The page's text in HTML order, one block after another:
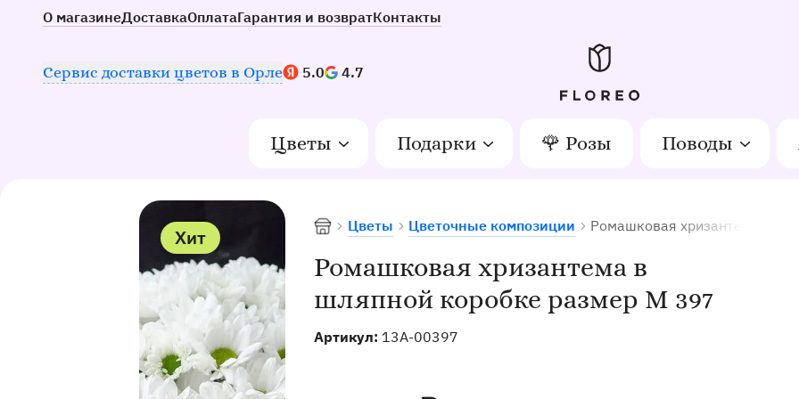
О магазинеДоставкаОплатаГарантия и возвратКонтакты
Сервис доставки цветов в ОрлеНаш рейтинг:
5.0 4.7
Цветы Подарки 🌹 Розы Поводы
Ромашковая хризантема в
шляпной коробке размер M 397
Артикул: 13A-00397
Доставка цветов в Орле
Цветы Цветочные композиции Ромашковая хризантема в
Хит